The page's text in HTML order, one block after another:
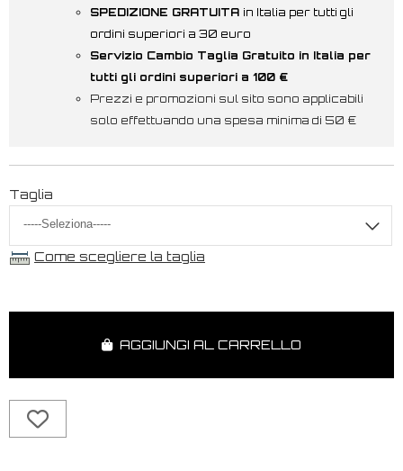
SPEDIZIONE GRATUITA in Italia per tutti gli
ordini superiori a 30 euro
Servizio Cambio Taglia Gratuito in Italia per
tutti gli ordini superiori a 100 €
Prezzi e promozioni sul sito sono applicabili
solo effettuando una spesa minima di 50 €
Taglia
Come scegliere la taglia
AGGIUNGI AL CARRELLO